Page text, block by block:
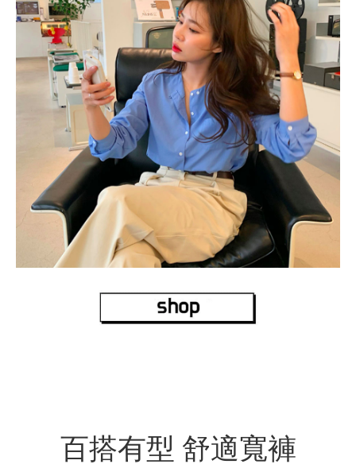
百搭有型 舒適寬褲